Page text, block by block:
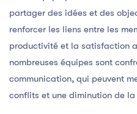
partager des idées et des
renforcer les liens entre les
productivité et la satisfaction
nombreuses équipes sont
communication, qui peuvent
conflits et une diminution de